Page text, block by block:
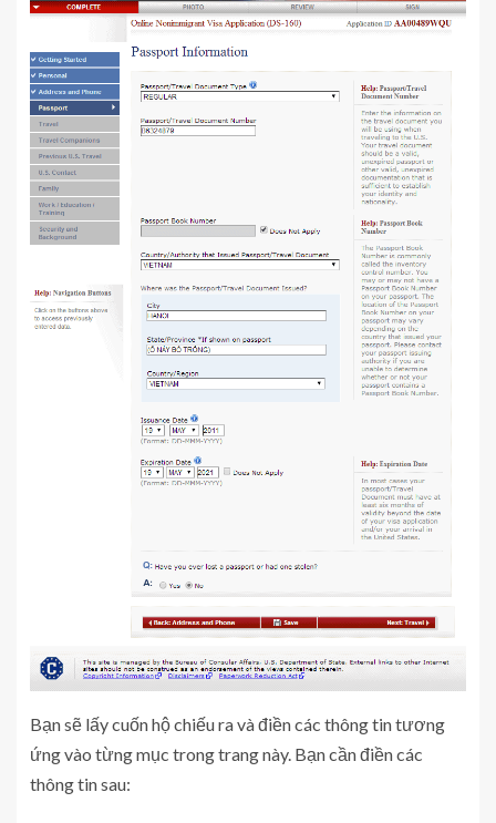
Bạn sẽ lấy cuốn hộ chiếu ra và điền các thông tin tương
ứng vào từng mục trong trang này. Bạn cần điền các
thông tin sau: